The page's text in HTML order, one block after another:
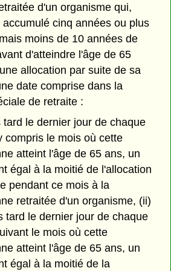
d'un organisme qui,
cinq années ou plus
moins de 10 années de
d'atteindre l'âge de 65
allocation par suite de sa
date comprise dans la
de retraite :
tard le dernier jour de chaque
compris le mois où cette
atteint l'âge de 65 ans, un
égal à la moitié de l'allocation
pendant ce mois à la
retraitée d'un organisme, (ii)
tard le dernier jour de chaque
le mois où cette
atteint l'âge de 65 ans, un
égal à la moitié de la